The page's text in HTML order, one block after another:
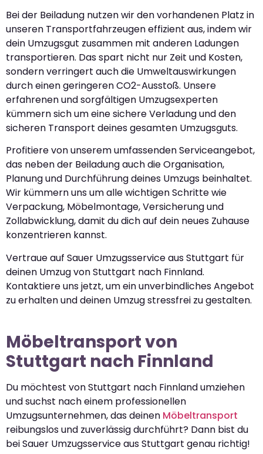
Bei der Beiladung nutzen wir den vorhandenen Platz in
unseren Transportfahrzeugen effizient aus, indem wir
dein Umzugsgut zusammen mit anderen Ladungen
transportieren. Das spart nicht nur Zeit und Kosten,
sondern verringert auch die Umweltauswirkungen
durch einen geringeren CO2-Ausstoß. Unsere
erfahrenen und sorgfältigen Umzugsexperten
kümmern sich um eine sichere Verladung und den
sicheren Transport deines gesamten Umzugsguts.
Profitiere von unserem umfassenden Serviceangebot,
das neben der Beiladung auch die Organisation,
Planung und Durchführung deines Umzugs beinhaltet.
Wir kümmern uns um alle wichtigen Schritte wie
Verpackung, Möbelmontage, Versicherung und
Zollabwicklung, damit du dich auf dein neues Zuhause
konzentrieren kannst.
Vertraue auf Sauer Umzugsservice aus Stuttgart für
deinen Umzug von Stuttgart nach Finnland.
Kontaktiere uns jetzt, um ein unverbindliches Angebot
zu erhalten und deinen Umzug stressfrei zu gestalten.
Möbeltransport von
Stuttgart nach Finnland
Du möchtest von Stuttgart nach Finnland umziehen
und suchst nach einem professionellen
Umzugsunternehmen, das deinen Möbeltransport
reibungslos und zuverlässig durchführt? Dann bist du
bei Sauer Umzugsservice aus Stuttgart genau richtig!